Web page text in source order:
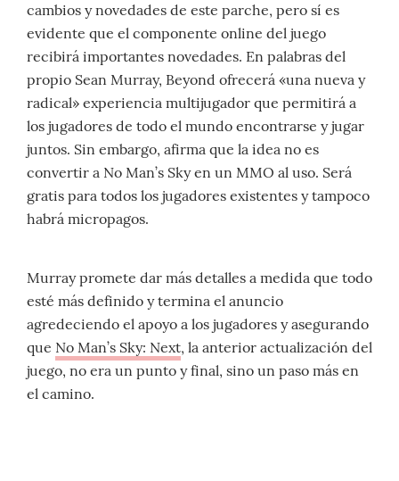
cambios y novedades de este parche, pero sí es
evidente que el componente online del juego
recibirá importantes novedades. En palabras del
propio Sean Murray, Beyond ofrecerá «una nueva y
radical» experiencia multijugador que permitirá a
los jugadores de todo el mundo encontrarse y jugar
juntos. Sin embargo, afirma que la idea no es
convertir a No Man’s Sky en un MMO al uso. Será
gratis para todos los jugadores existentes y tampoco
habrá micropagos.
Murray promete dar más detalles a medida que todo
esté más definido y termina el anuncio
agredeciendo el apoyo a los jugadores y asegurando
que No Man’s Sky: Next, la anterior actualización del
juego, no era un punto y final, sino un paso más en
el camino.